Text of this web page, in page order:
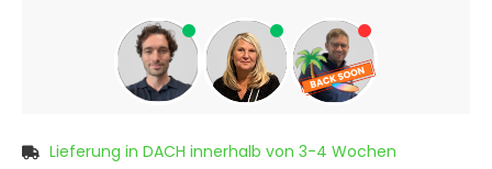
Lieferung in DACH innerhalb von 3-4 Wochen